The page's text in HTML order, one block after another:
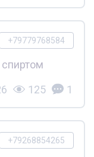
+79779768584
125 1
+79268854265